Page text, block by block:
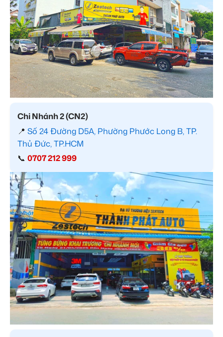
Chi Nhánh 2 (CN2)
📍 Số 24 Đường D5A, Phường Phước Long B, TP.
Thủ Đức, TP.HCM
📞 0707 212 999